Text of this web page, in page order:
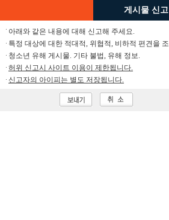
게시물 신고
아래와 같은 내용에 대해 신고해 주세요.
특정 대상에 대한 적대적, 위협적, 비하적 편견을
청소년 유해 게시물. 기타 불법, 유해 정보.
허위 신고시 사이트 이용이 제한됩니다.
신고자의 아이피는 별도 저장됩니다.